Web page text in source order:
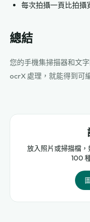
每次拍攝一頁比拍攝
總結
您的手機集掃描器和文
ocrX 處理，就能得到可
放入照片或掃描檔
100